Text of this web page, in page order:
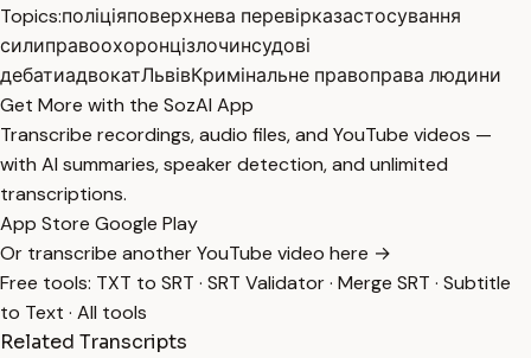
Topics:поліціяповерхнева перевірказастосування
силиправоохоронцізлочинсудові
дебатиадвокатЛьвівКримінальне правоправа людини
Get More with the SozAI App
Transcribe recordings, audio files, and YouTube videos —
with AI summaries, speaker detection, and unlimited
transcriptions.
App Store Google Play
Or transcribe another YouTube video here →
Free tools: TXT to SRT · SRT Validator· Merge SRT · Subtitle
to Text · All tools
Related Transcripts